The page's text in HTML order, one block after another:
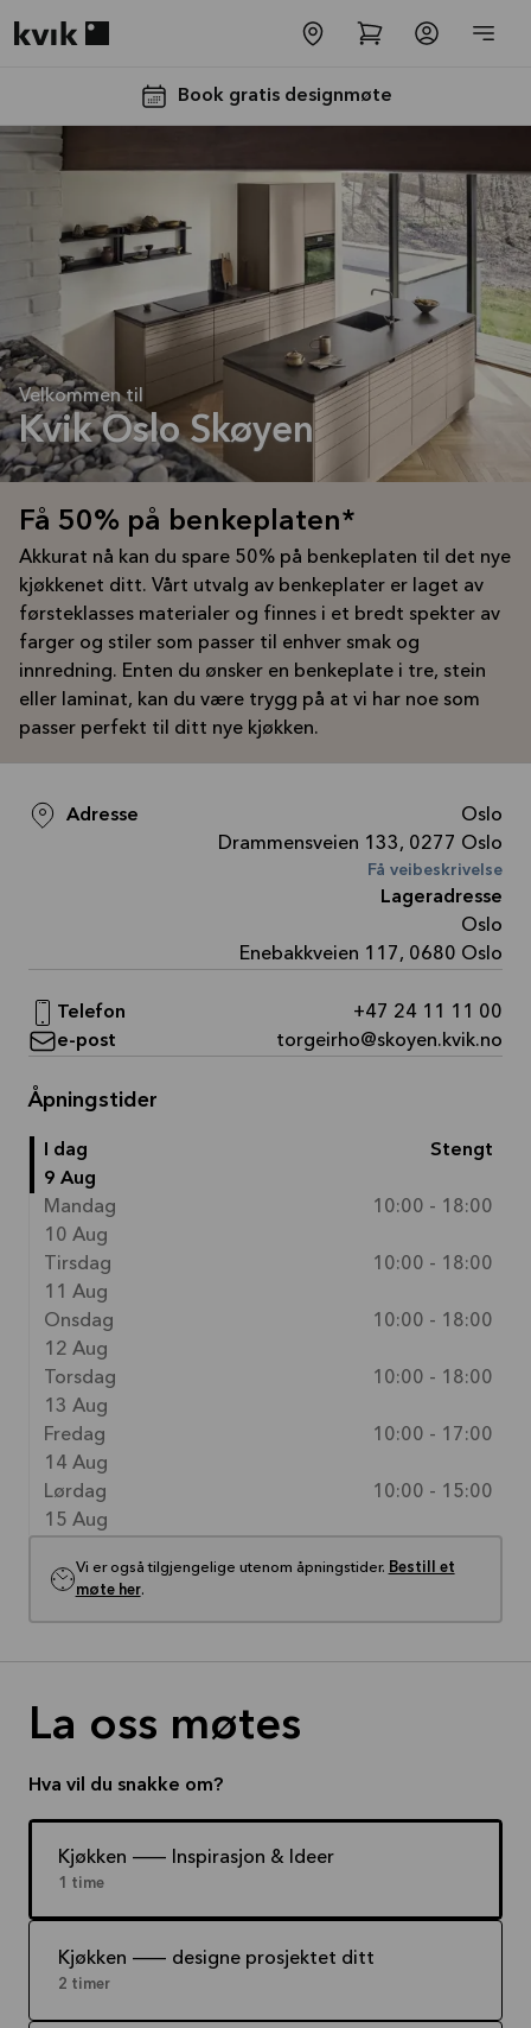
Book gratis designmøte
Få 50% på
benkeplaten*
Tilbudet er gyldig til
16.08.2026
Se mer
Velkommen til
Kvik Oslo Skøyen
Få 50% på benkeplaten*
Akkurat nå kan du spare 50% på benkeplaten til det nye
kjøkkenet ditt. Vårt utvalg av benkeplater er laget av
førsteklasses materialer og finnes i et bredt spekter av
farger og stiler som passer til enhver smak og
innredning. Enten du ønsker en benkeplate i tre, stein
eller laminat, kan du være trygg på at vi har noe som
passer perfekt til ditt nye kjøkken.
Adresse
Oslo
Drammensveien 133, 0277 Oslo
Få veibeskrivelse
Lageradresse
Oslo
Enebakkveien 117, 0680 Oslo
Telefon
+47 24 11 11 00
e-post
torgeirho@skoyen.kvik.no
Åpningstider
I dag
9 Aug
Stengt
Mandag
10 Aug
10:00 - 18:00
Tirsdag
11 Aug
10:00 - 18:00
Onsdag
12 Aug
10:00 - 18:00
Torsdag
13 Aug
10:00 - 18:00
Fredag
14 Aug
10:00 - 17:00
Lørdag
15 Aug
10:00 - 15:00
Vi er også tilgjengelige utenom åpningstider. Bestill et
møte her.
La oss møtes
Hva vil du snakke om?
Kjøkken -- Inspirasjon & Ideer
1 time
Kjøkken -- designe prosjektet ditt
2 timer